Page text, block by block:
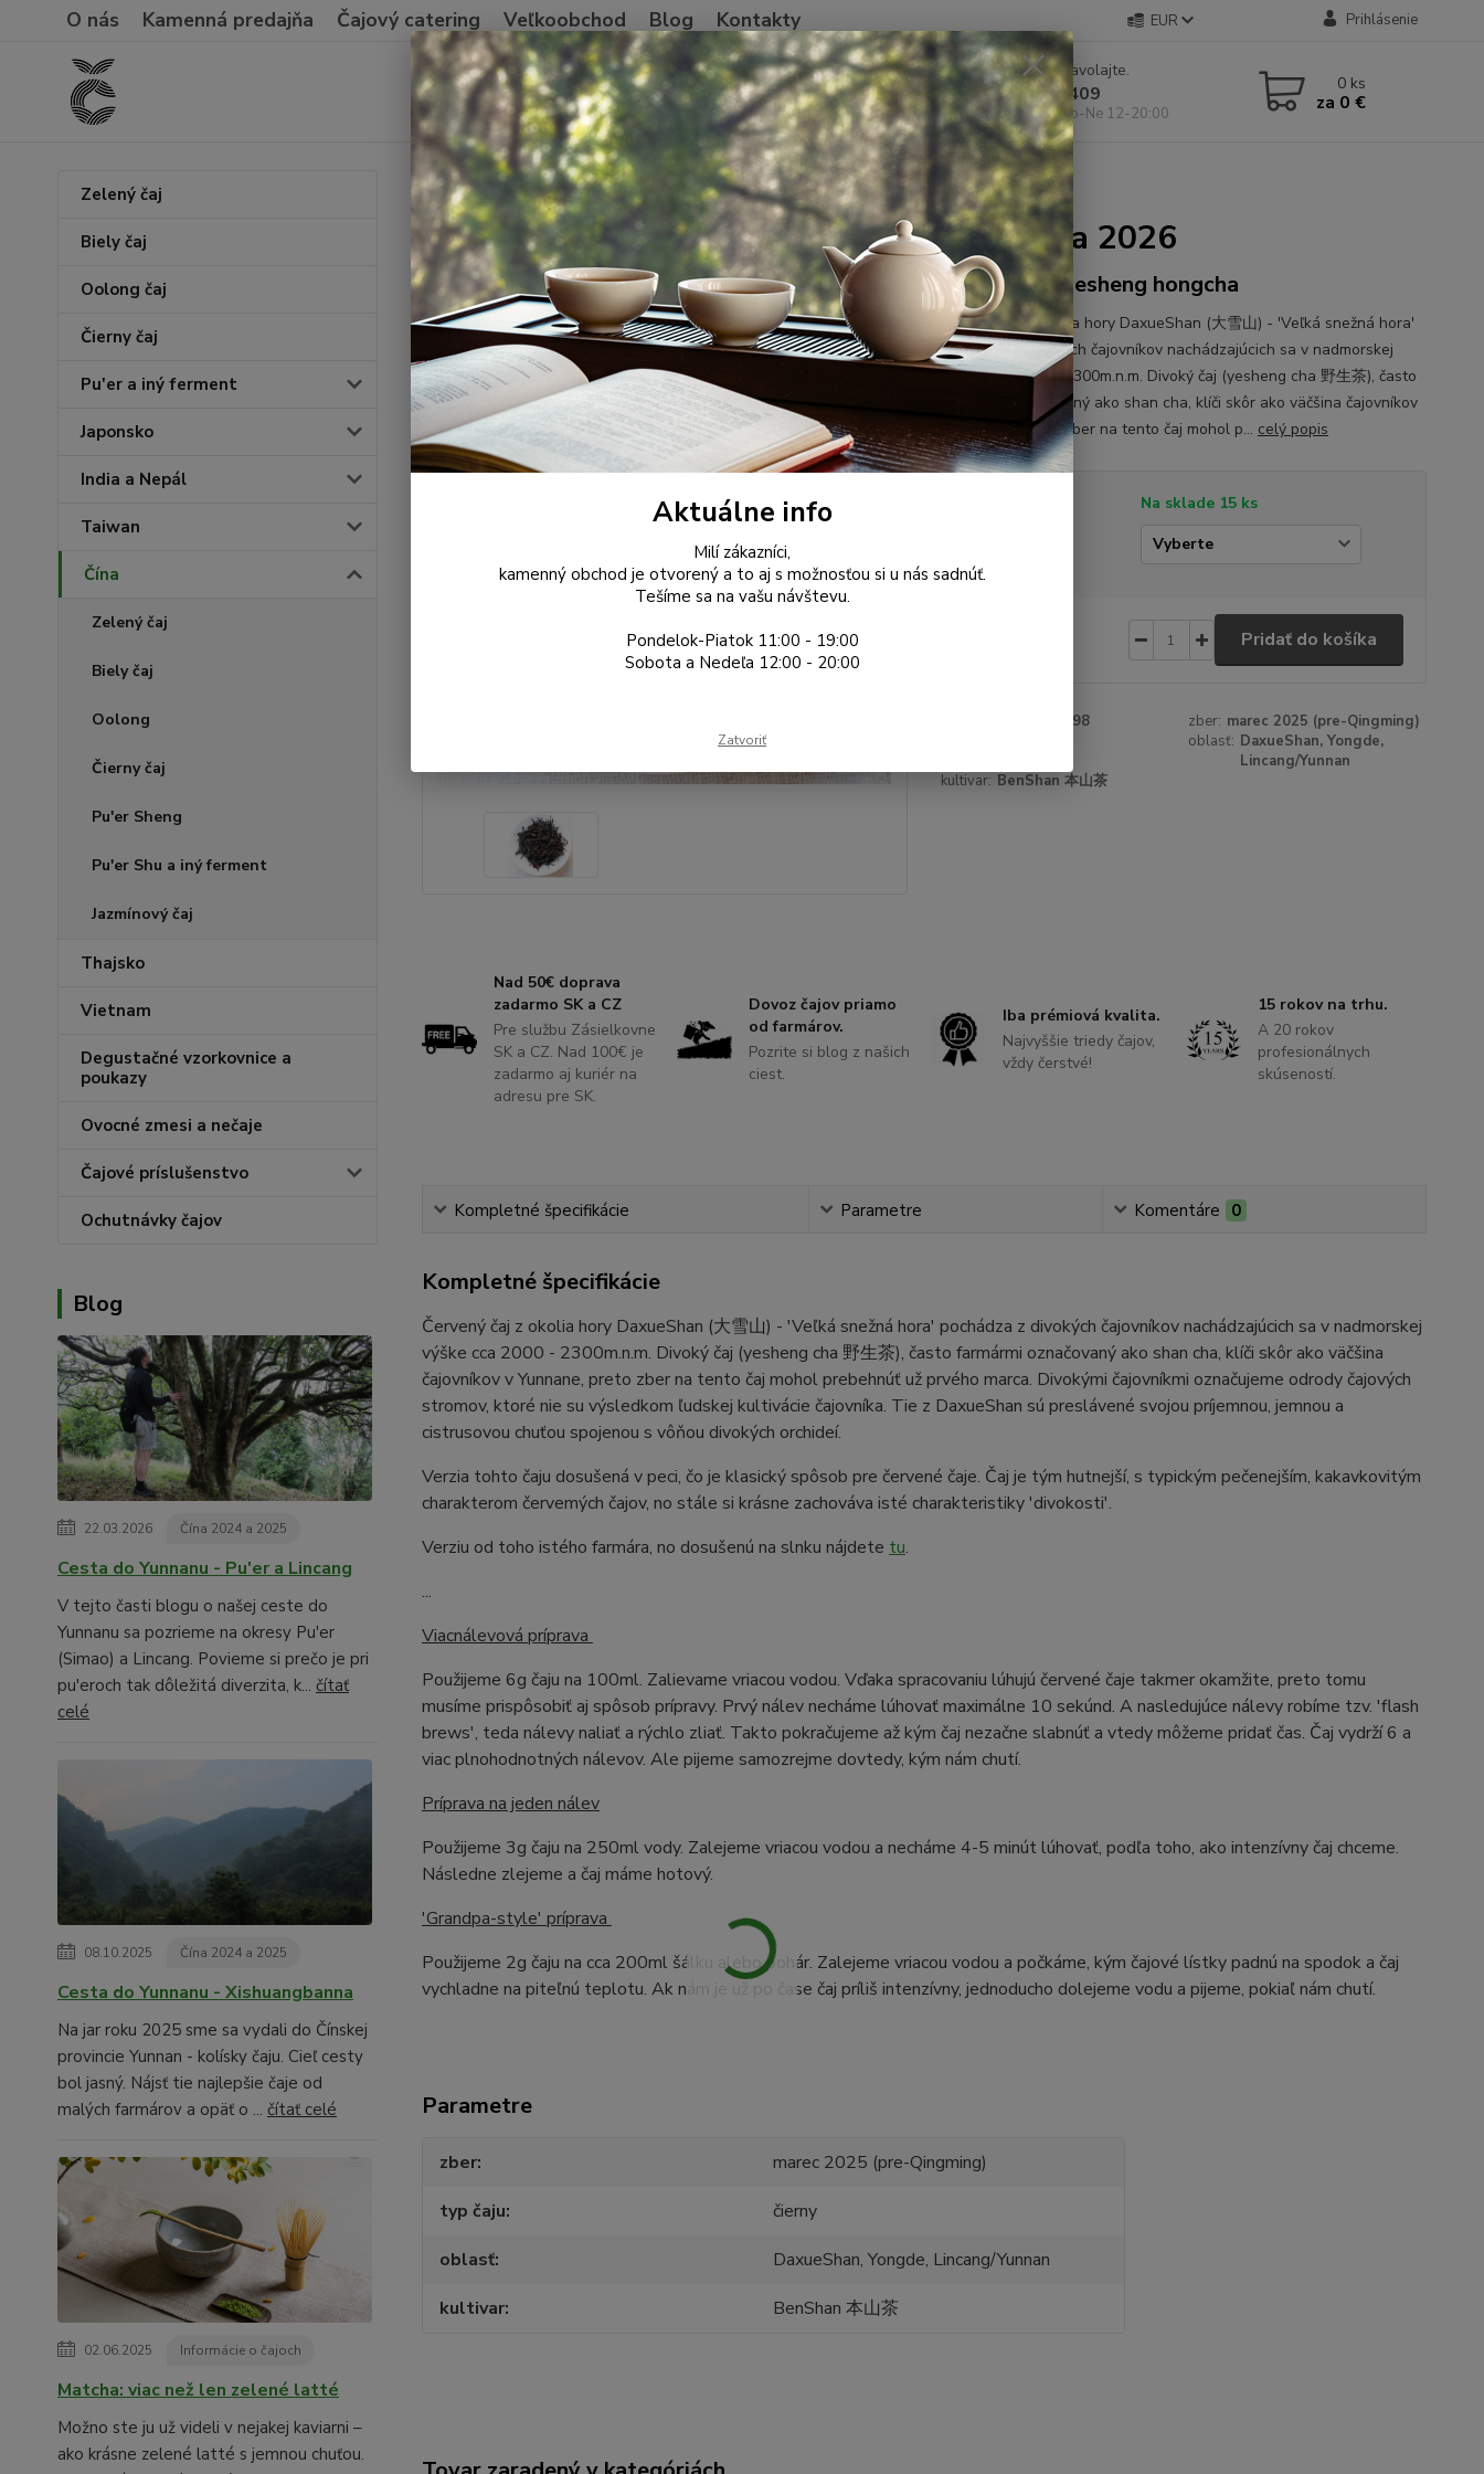
O nás Kamenná predajňa Čajový catering Veľkoobchod Blog Kontakty EUR Prihlásenie
Hľadať
Neviete si rady? Zavolajte.
+421 904 546 409
Po-Pia 11-19:00, So-Ne 12-20:00
0 ks
za 0 €
Zelený čaj
Biely čaj
Oolong čaj
Čierny čaj
Pu'er a iný ferment
Japonsko
India a Nepál
Taiwan
Čína
Zelený čaj
Biely čaj
Oolong
Čierny čaj
Pu'er Sheng
Pu'er Shu a iný ferment
Jazmínový čaj
Thajsko
Vietnam
Degustačné vzorkovnice a
poukazy
Ovocné zmesi a nečaje
Čajové príslušenstvo
Ochutnávky čajov
Blog
22.03.2026 Čína 2024 a 2025
Cesta do Yunnanu - Pu'er a Lincang
V tejto časti blogu o našej ceste do
Yunnanu sa pozrieme na okresy Pu'er
(Simao) a Lincang. Povieme si prečo je pri
pu'eroch tak dôležitá diverzita, k... čítať
celé
08.10.2025 Čína 2024 a 2025
Cesta do Yunnanu - Xishuangbanna
Na jar roku 2025 sme sa vydali do Čínskej
provincie Yunnan - kolísky čaju. Cieľ cesty
bol jasný. Nájsť tie najlepšie čaje od
malých farmárov a opäť o ... čítať celé
02.06.2025 Informácie o čajoch
Matcha: viac než len zelené latté
Možno ste ju už videli v nejakej kaviarni –
ako krásne zelené latté s jemnou chuťou.
Úvod Čína DaxueShan wild tree 'oven-dried' black tea 2026
DaxueShan wild tree 'oven-dried' black tea 2026
Novinka Oven-dried yesheng hongcha
Červený čaj z okolia hory DaxueShan (大雪山) - 'Veľká snežná hora'
pochádza z divokých čajovníkov nachádzajúcich sa v nadmorskej
výške cca 2000 - 2300m.n.m. Divoký čaj (yesheng cha 野生茶), často
farmármi označovaný ako shan cha, klíči skôr ako väčšina čajovníkov
v Yunnane, preto zber na tento čaj mohol p... celý popis
Na sklade 15 ks
Pridať do košíka
78998 zber: marec 2025 (pre-Qingming)
oblasť: DaxueShan, Yongde,
Lincang/Yunnan
kultivar: BenShan 本山茶
Nad 50€ doprava
zadarmo SK a CZ
Pre službu Zásielkovne
SK a CZ. Nad 100€ je
zadarmo aj kuriér na
adresu pre SK.
Dovoz čajov priamo
od farmárov.
Pozrite si blog z našich
ciest.
Iba prémiová kvalita.
Najvyššie triedy čajov,
vždy čerstvé!
15 rokov na trhu.
A 20 rokov
profesionálnych
skúseností.
Kompletné špecifikácie Parametre Komentáre 0
Kompletné špecifikácie
Červený čaj z okolia hory DaxueShan (大雪山) - 'Veľká snežná hora' pochádza z divokých čajovníkov nachádzajúcich sa v nadmorskej
výške cca 2000 - 2300m.n.m. Divoký čaj (yesheng cha 野生茶), často farmármi označovaný ako shan cha, klíči skôr ako väčšina
čajovníkov v Yunnane, preto zber na tento čaj mohol prebehnúť už prvého marca. Divokými čajovníkmi označujeme odrody čajových
stromov, ktoré nie su výsledkom ľudskej kultivácie čajovníka. Tie z DaxueShan sú preslávené svojou príjemnou, jemnou a
cistrusovou chuťou spojenou s vôňou divokých orchideí.
Verzia tohto čaju dosušená v peci, čo je klasický spôsob pre červené čaje. Čaj je tým hutnejší, s typickým pečenejším, kakavkovitým
charakterom červemých čajov, no stále si krásne zachováva isté charakteristiky 'divokosti'.
Verziu od toho istého farmára, no dosušenú na slnku nájdete tu.
...
Viacnálevová príprava
Použijeme 6g čaju na 100ml. Zalievame vriacou vodou. Vďaka spracovaniu lúhujú červené čaje takmer okamžite, preto tomu
musíme prispôsobiť aj spôsob prípravy. Prvý nálev necháme lúhovať maximálne 10 sekúnd. A nasledujúce nálevy robíme tzv. 'flash
brews', teda nálevy naliať a rýchlo zliať. Takto pokračujeme až kým čaj nezačne slabnúť a vtedy môžeme pridať čas. Čaj vydrží 6 a
viac plnohodnotných nálevov. Ale pijeme samozrejme dovtedy, kým nám chutí.
Príprava na jeden nálev
Použijeme 3g čaju na 250ml vody. Zalejeme vriacou vodou a necháme 4-5 minút lúhovať, podľa toho, ako intenzívny čaj chceme.
Následne zlejeme a čaj máme hotový.
'Grandpa-style' príprava
Použijeme 2g čaju na cca 200ml šálku alebo pohár. Zalejeme vriacou vodou a počkáme, kým čajové lístky padnú na spodok a čaj
vychladne na piteľnú teplotu. Ak nám je už po čase čaj príliš intenzívny, jednoducho dolejeme vodu a pijeme, pokiaľ nám chutí.
Parametre
zber
marec 2025 (pre-Qingming)
typ čaju
čierny
oblasť
DaxueShan, Yongde, Lincang/Yunnan
kultivar
BenShan 本山茶
Aktuálne info
Milí zákazníci,
kamenný obchod je otvorený a to aj s možnosťou si u nás sadnúť.
Tešíme sa na vašu návštevu.
Pondelok-Piatok 11:00 - 19:00
Sobota a Nedeľa 12:00 - 20:00
Zatvoriť